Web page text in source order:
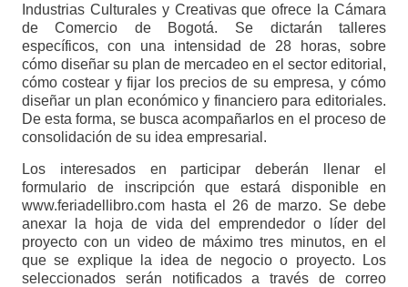
Industrias Culturales y Creativas que ofrece la Cámara
de Comercio de Bogotá. Se dictarán talleres
específicos, con una intensidad de 28 horas, sobre
cómo diseñar su plan de mercadeo en el sector editorial,
cómo costear y fijar los precios de su empresa, y cómo
diseñar un plan económico y financiero para editoriales.
De esta forma, se busca acompañarlos en el proceso de
consolidación de su idea empresarial.
Los interesados en participar deberán llenar el
formulario de inscripción que estará disponible en
www.feriadellibro.com hasta el 26 de marzo. Se debe
anexar la hoja de vida del emprendedor o líder del
proyecto con un video de máximo tres minutos, en el
que se explique la idea de negocio o proyecto. Los
seleccionados serán notificados a través de correo